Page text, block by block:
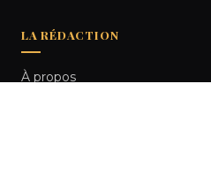
LA RÉDACTION
À propos